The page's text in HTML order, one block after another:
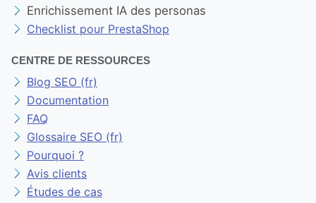
Enrichissement IA des personas
Checklist pour PrestaShop
CENTRE DE RESSOURCES
Blog SEO (fr)
Documentation
FAQ
Glossaire SEO (fr)
Pourquoi ?
Avis clients
Études de cas